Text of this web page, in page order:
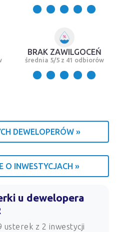
BRAK ZAWILGOCEŃ
średnia 5/5 z 41 odbiorów
DEWELOPERÓW »
O INWESTYCJACH »
u dewelopera
usterek z 2 inwestycji